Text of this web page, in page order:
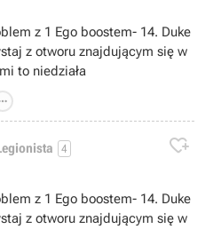
z 1 Ego boostem- 14. Duke
z otworu znajdującym się w
to niedziała
4 
z 1 Ego boostem- 14. Duke
z otworu znajdującym się w